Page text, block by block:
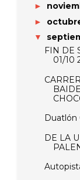
►
►
▼
FIN DE
01/10
Duatlón
DE LA